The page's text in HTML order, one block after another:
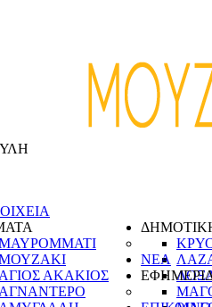
ΑΓΙΟΣ ΑΚΑΚΙΟΣ
ΑΓΝΑΝΤΕΡΟ
ΝΕΑ